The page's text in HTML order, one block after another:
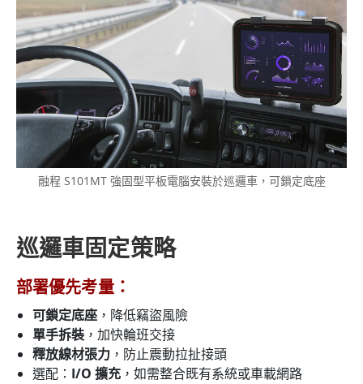
融程 S101MT 強固型平板電腦安裝於巡邏車，可鎖定底座
巡邏車固定策略
部署優先考量：
可鎖定底座 ，降低竊盜風險
單手拆裝，加快輪班交接
釋放線材張力 ，防止震動拉扯接頭
選配： I/O 擴充 ，如需整合既有系統或車載網路